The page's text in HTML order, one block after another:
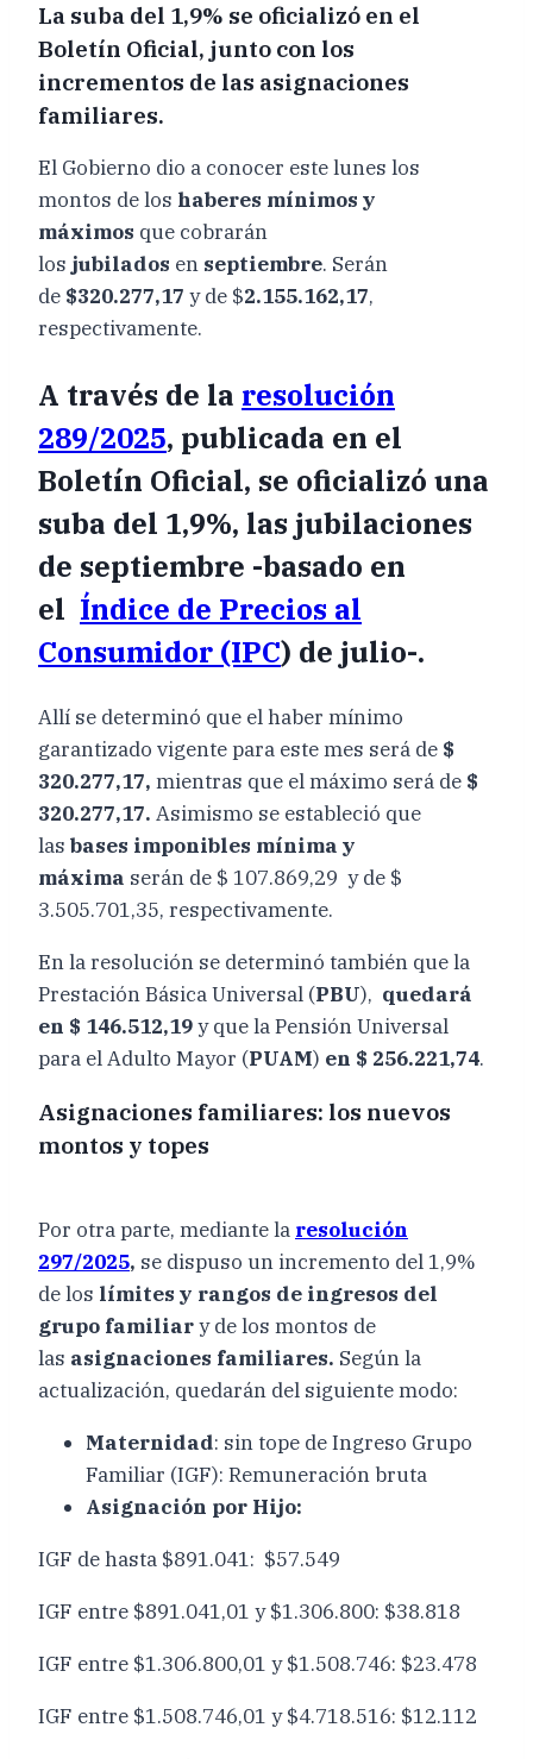
La suba del 1,9% se oficializó en el
Boletín Oficial, junto con los
incrementos de las asignaciones
familiares.
El Gobierno dio a conocer este lunes los
montos de los haberes mínimos y
máximos que cobrarán
los jubilados en septiembre. Serán
de $320.277,17 y de $2.155.162,17,
respectivamente.
A través de la resolución
289/2025, publicada en el
Boletín Oficial, se oficializó una
suba del 1,9%, las jubilaciones
de septiembre -basado en
el Índice de Precios al
Consumidor (IPC) de julio-.
Allí se determinó que el haber mínimo
garantizado vigente para este mes será de $
320.277,17, mientras que el máximo será de $
320.277,17. Asimismo se estableció que
las bases imponibles mínima y
máxima serán de $ 107.869,29 y de $
3.505.701,35, respectivamente.
En la resolución se determinó también que la
Prestación Básica Universal (PBU), quedará
en $ 146.512,19y que la Pensión Universal
para el Adulto Mayor (PUAM) en $ 256.221,74.
Asignaciones familiares: los nuevos
montos y topes
Por otra parte, mediante la resolución
297/2025, se dispuso un incremento del 1,9%
de los límites y rangos de ingresos del
grupo familiary de los montos de
las asignaciones familiares. Según la
actualización, quedarán del siguiente modo:
Maternidad: sin tope de Ingreso Grupo
Familiar (IGF): Remuneración bruta
Asignación por Hijo:
IGF de hasta $891.041: $57.549
IGF entre $891.041,01 y $1.306.800: $38.818
IGF entre $1.306.800,01 y $1.508.746: $23.478
IGF entre $1.508.746,01 y $4.718.516: $12.112